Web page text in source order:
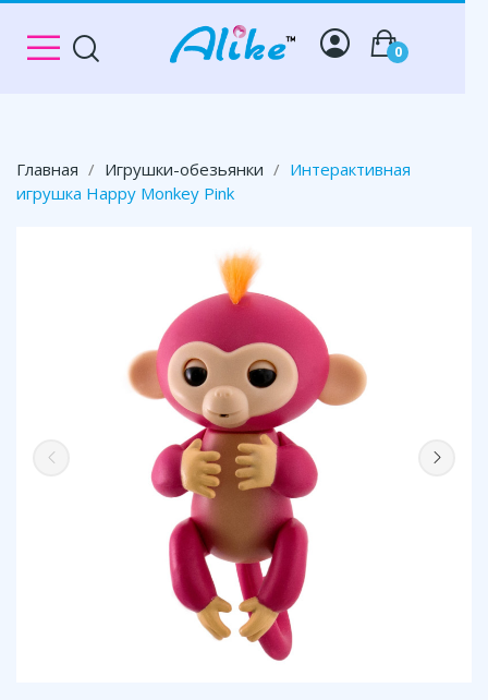
0
Главная Игрушки-обезьянки
Интерактивная
игрушка Happy Monkey Pink